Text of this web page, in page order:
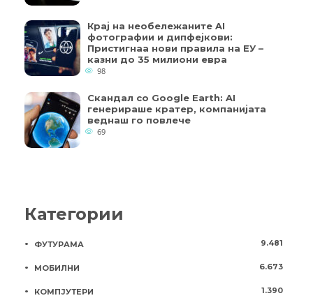
Крај на необележаните AI
фотографии и дипфејкови:
Пристигнаа нови правила на ЕУ –
казни до 35 милиони евра
98
Скандал со Google Earth: AI
генерираше кратер, компанијата
веднаш го повлече
69
Категории
ФУТУРАМА 9.481
МОБИЛНИ 6.673
КОМПЈУТЕРИ 1.390